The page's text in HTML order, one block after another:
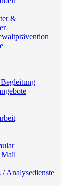
&
Mail
/ Analysedienste